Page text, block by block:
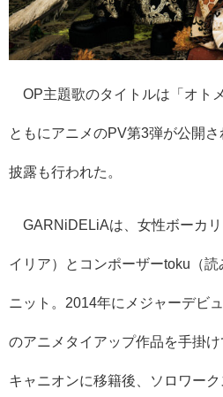
OP主題歌のタイトルは「オト
ともにアニメのPV第3弾が公開
披露も行われた。
GARNiDELiAは、女性ボーカリ
イリア）とコンポーザーtoku（読
ニット。2014年にメジャーデビ
のアニメタイアップ作品を手掛
キャニオンに移籍後、ソロワー